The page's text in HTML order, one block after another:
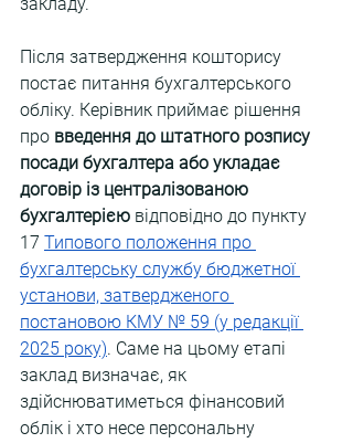
Після затвердження кошторису
постає питання бухгалтерського
обліку. Керівник приймає рішення
про введення до штатного розпису
посади бухгалтера або укладає
договір із централізованою
бухгалтерією відповідно до пункту
17 Типового положення про
бухгалтерську службу бюджетної
установи, затвердженого
постановою КМУ № 59 (у редакції
2025 року). Саме на цьому етапі
заклад визначає, як
здійснюватиметься фінансовий
облік і хто несе персональну